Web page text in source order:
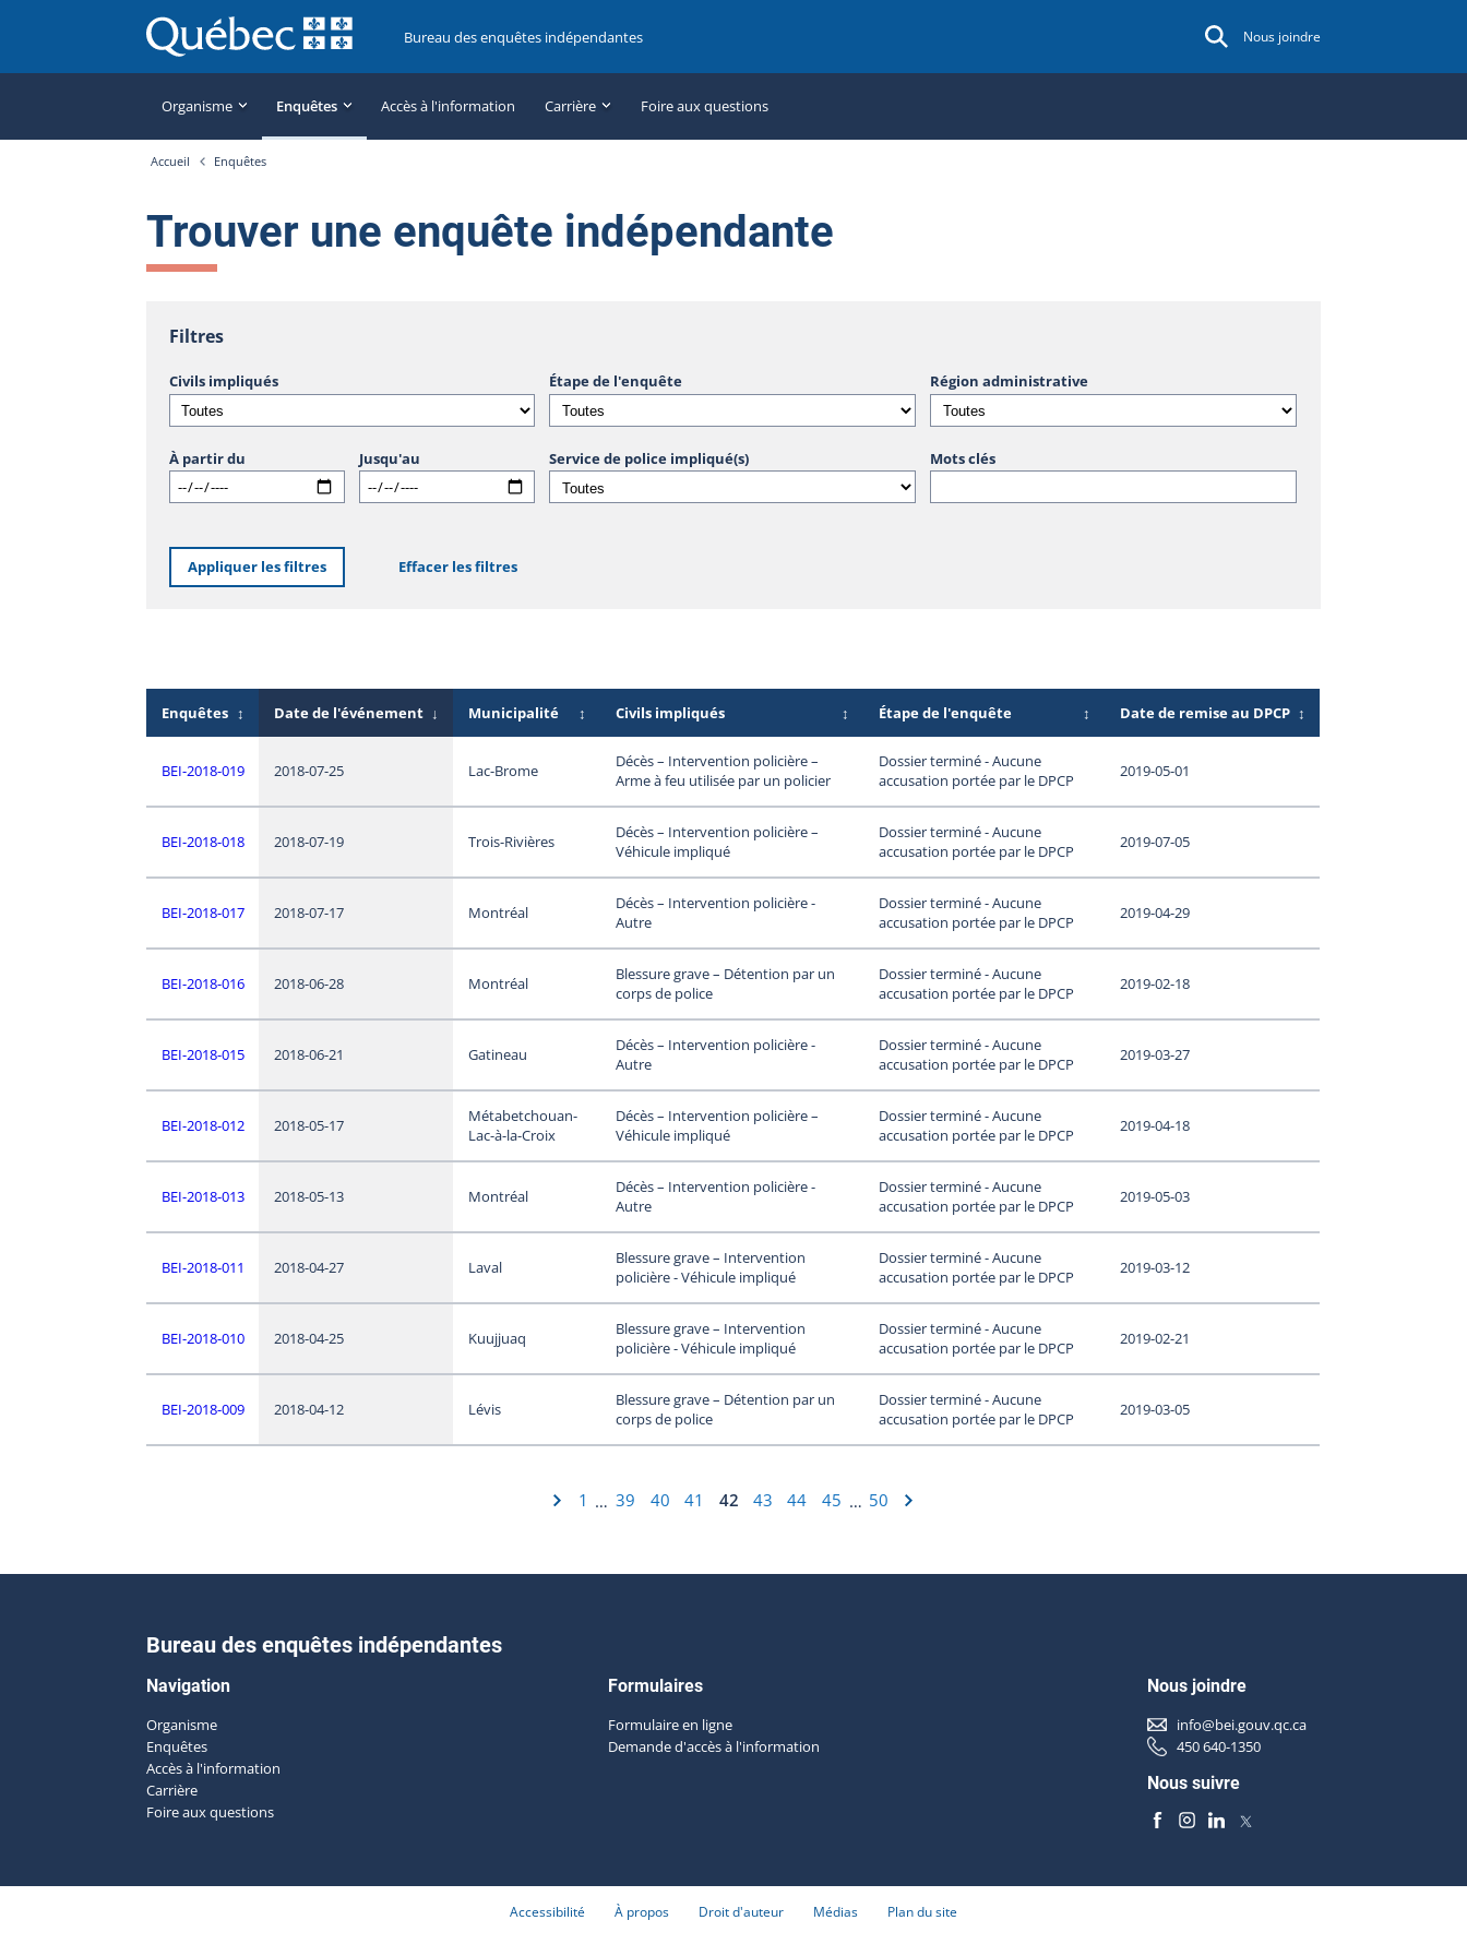
Bureau des enquêtes indépendantes Nous joindre
Organisme Enquêtes Accès à l'information Carrière Foire aux questions
Accueil Enquêtes
Trouver une enquête indépendante
Filtres
Civils impliqués Étape de l'enquête Région administrative
À partir du Jusqu'au Service de police impliqué(s) Mots clés
Appliquer les filtres Effacer les filtres
Enquêtes ↕ Date de l'événement ↓ Municipalité ↕ Civils impliqués ↕ Étape de l'enquête ↕ Date de remise au DPCP ↕
BEI-2018-019 2018-07-25 Lac-Brome
Décès – Intervention policière –
Arme à feu utilisée par un policier
Dossier terminé - Aucune
accusation portée par le DPCP
2019-05-01
BEI-2018-018 2018-07-19 Trois-Rivières
Décès – Intervention policière –
Véhicule impliqué
Dossier terminé - Aucune
accusation portée par le DPCP
2019-07-05
BEI-2018-017 2018-07-17 Montréal
Décès – Intervention policière -
Autre
Dossier terminé - Aucune
accusation portée par le DPCP
2019-04-29
BEI-2018-016 2018-06-28 Montréal
Blessure grave – Détention par un
corps de police
Dossier terminé - Aucune
accusation portée par le DPCP
2019-02-18
BEI-2018-015 2018-06-21 Gatineau
Décès – Intervention policière -
Autre
Dossier terminé - Aucune
accusation portée par le DPCP
2019-03-27
BEI-2018-012 2018-05-17
Métabetchouan-
Lac-à-la-Croix
Décès – Intervention policière –
Véhicule impliqué
Dossier terminé - Aucune
accusation portée par le DPCP
2019-04-18
BEI-2018-013 2018-05-13 Montréal
Décès – Intervention policière -
Autre
Dossier terminé - Aucune
accusation portée par le DPCP
2019-05-03
BEI-2018-011 2018-04-27 Laval
Blessure grave – Intervention
policière - Véhicule impliqué
Dossier terminé - Aucune
accusation portée par le DPCP
2019-03-12
BEI-2018-010 2018-04-25 Kuujjuaq
Blessure grave – Intervention
policière - Véhicule impliqué
Dossier terminé - Aucune
accusation portée par le DPCP
2019-02-21
BEI-2018-009 2018-04-12 Lévis
Blessure grave – Détention par un
corps de police
Dossier terminé - Aucune
accusation portée par le DPCP
2019-03-05
1 … 39 40 41 42 43 44 45 … 50
Bureau des enquêtes indépendantes
Navigation
Organisme
Enquêtes
Accès à l'information
Carrière
Foire aux questions
Formulaires
Formulaire en ligne
Demande d'accès à l'information
Nous joindre
info@bei.gouv.qc.ca
450 640-1350
Nous suivre
Accessibilité À propos Droit d'auteur Médias Plan du site